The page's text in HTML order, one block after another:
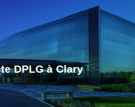
DPLG à Clary